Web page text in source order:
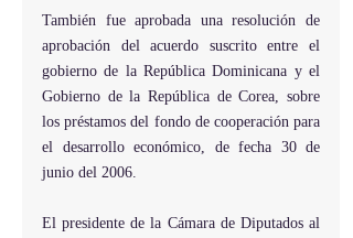
También fue aprobada una resolución de
aprobación del acuerdo suscrito entre el
gobierno de la República Dominicana y el
Gobierno de la República de Corea, sobre
los préstamos del fondo de cooperación para
el desarrollo económico, de fecha 30 de
junio del 2006.
El presidente de la Cámara de Diputados al